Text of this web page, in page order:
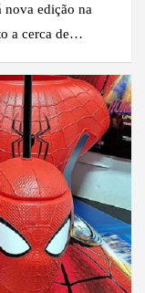
nova edição na
a cerca de…